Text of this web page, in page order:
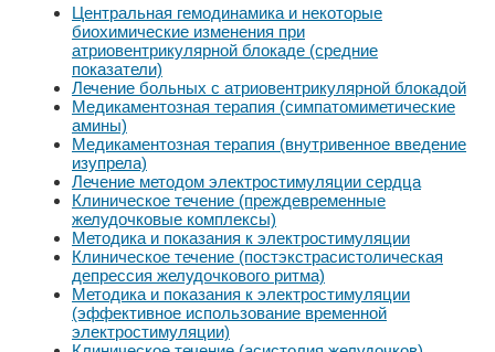
Центральная гемодинамика и некоторые
биохимические изменения при
атриовентрикулярной блокаде (средние
показатели)
Лечение больных с атриовентрикулярной блокадой
Медикаментозная терапия (симпатомиметические
амины)
Медикаментозная терапия (внутривенное введение
изупрела)
Лечение методом электростимуляции сердца
Клиническое течение (преждевременные
желудочковые комплексы)
Методика и показания к электростимуляции
Клиническое течение (постэкстрасистолическая
депрессия желудочкового ритма)
Методика и показания к электростимуляции
(эффективное использование временной
электростимуляции)